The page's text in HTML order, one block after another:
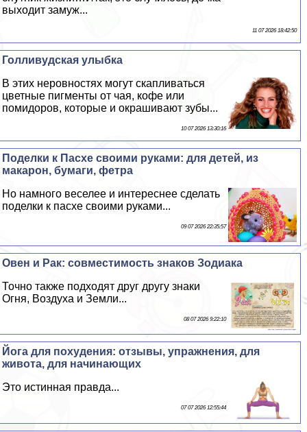
выходит замуж...
11 07 2026 18:42:50
Голливудская улыбка
В этих неровностях могут скапливаться
цветные пигменты от чая, кофе или
помидоров, которые и окрашивают зубы...
10 07 2026 13:30:16
Поделки к Пасхе своими руками: для детей, из
макарон, бумаги, фетра
Но намного веселее и интереснее сделать
поделки к пасхе своими руками...
09 07 2026 22:35:57
Овен и Paк: совместимость знаков Зодиака
Точно также подходят друг другу знаки
Огня, Воздуха и Земли...
08 07 2026 9:22:10
Йога для похудения: отзывы, упражнения, для
живота, для начинающих
Это истинная правда...
07 07 2026 12:55:44